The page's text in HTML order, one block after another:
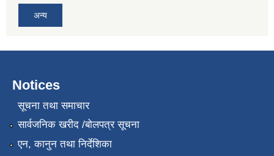
अन्य
Notices
सूचना तथा समाचार
सार्वजनिक खरीद /बोलपत्र सूचना
एन, कानुन तथा निर्देशिका